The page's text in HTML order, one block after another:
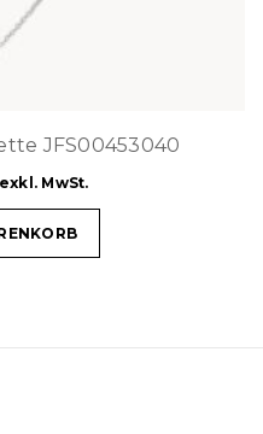
JFS00453040
exkl. MwSt.